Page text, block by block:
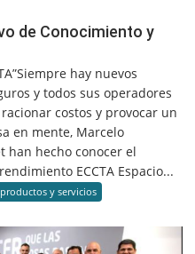
de Conocimiento y
hay nuevos
y todos sus operadores
costos y provocar un
en mente, Marcelo
han hecho conocer el
ECCTA Espacio...
y servicios